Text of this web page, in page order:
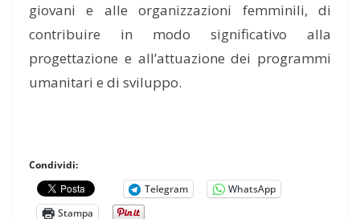
giovani e alle organizzazioni femminili, di
contribuire in modo significativo alla
progettazione e all’attuazione dei programmi
umanitari e di sviluppo.
Condividi:
Telegram
WhatsApp
Stampa